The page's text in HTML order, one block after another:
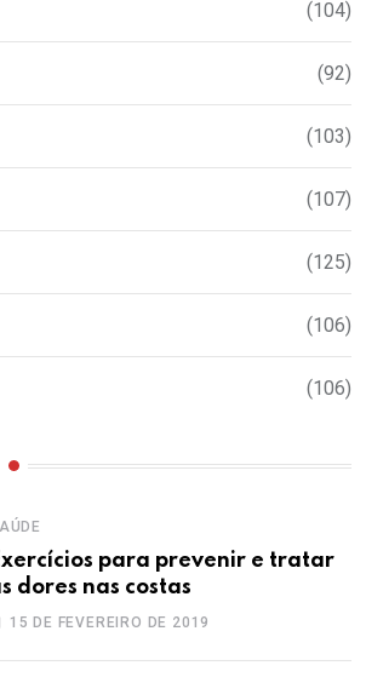
(104)
(92)
(103)
(107)
(125)
(106)
(106)
para prevenir e tratar
dores nas costas
15 DE FEVEREIRO DE 2019